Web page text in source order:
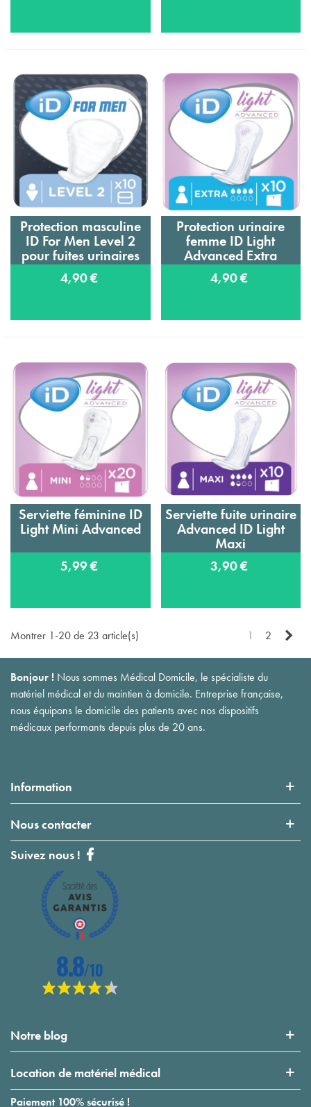
Protection masculine
ID For Men Level 2
pour fuites urinaires
4,90 €
Protection urinaire
femme ID Light
Advanced Extra
4,90 €
Serviette féminine ID
Light Mini Advanced
5,99 €
Serviette fuite urinaire
Advanced ID Light
Maxi
3,90 €
Montrer 1-20 de 23 article(s) 1 2
Bonjour ! Nous sommes Médical Domicile, le spécialiste du
matériel médical et du maintien à domicile. Entreprise française,
nous équipons le domicile des patients avec nos dispositifs
médicaux performants depuis plus de 20 ans.
Information
Nous contacter
Suivez nous !
Notre blog
Location de matériel médical
Paiement 100% sécurisé !